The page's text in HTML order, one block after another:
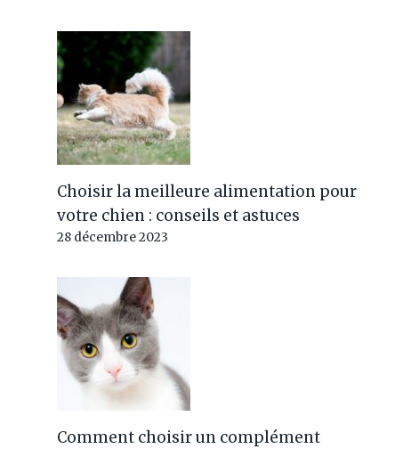
Choisir la meilleure alimentation pour
votre chien : conseils et astuces
28 décembre 2023
Comment choisir un complément